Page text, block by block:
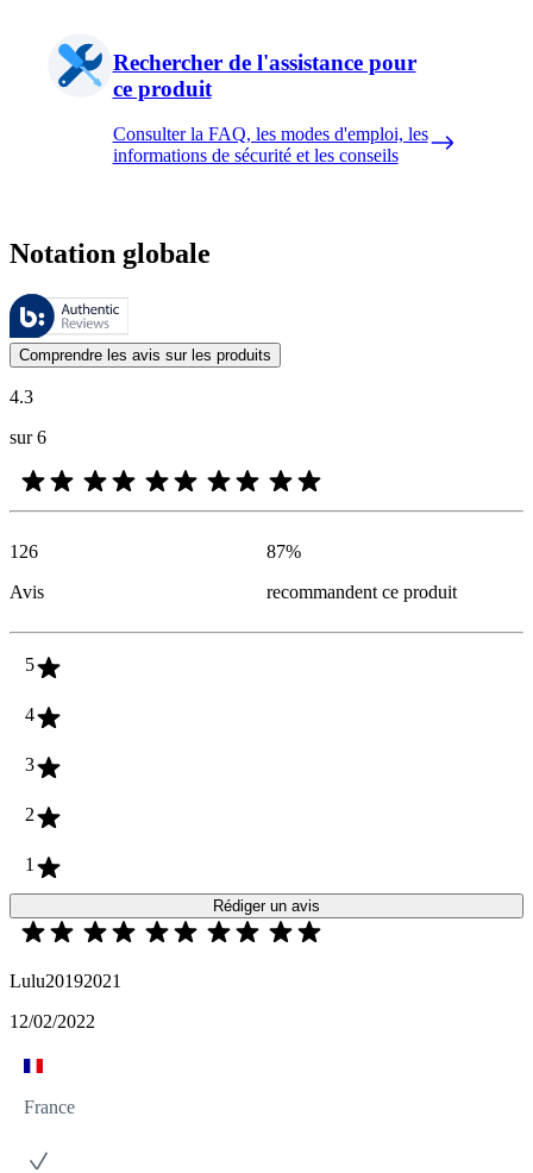
Rechercher de l'assistance pour
ce produit
Consulter la FAQ, les modes d'emploi, les
informations de sécurité et les conseils
Notation globale
Ces évaluations sont gérées par Bazaarvoice et sont conformes à la
Les avis des clients exprimés sous forme d'évaluations de produits
Comprendre les avis sur les produits
4.3
sur 6
126
Avis
87%
recommandent ce produit
5
4
3
2
1
Rédiger un avis
Lulu20192021
12/02/2022
France